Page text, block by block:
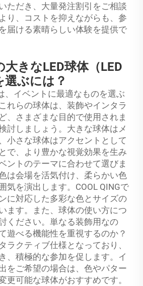
ただき、大量発注割引をご相談
り、コストを抑えながらも、参
届ける素晴らしい体験を提供で
きなLED球体（LED
ぶには？
、イベントに最適なものを選ぶ
れらの球体は、装飾やインタラ
、さまざまな目的で使用されま
討しましょう。大きな球体はメ
小さな球体はアクセントとして
で、より豊かな視覚効果を生み
ントのテーマに合わせて選びま
は会場を活気付け、柔らかい色
気を演出します。COOL QINGで
に対応した多彩な色とサイズの
ます。また、球体の使い方につ
ください。単なる装飾用なの
遊べる機能性を重視するのか？
ラクティブ仕様となっており、
、積極的な参加を促します。イ
をご希望の場合は、色やパター
更可能な球体がおすすめです。